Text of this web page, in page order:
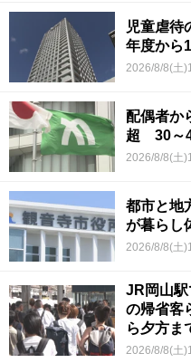
児童虐
年度から
2026/8/8(土
配偶者か
超 30～
2026/8/8(土
都市と地
が暮らし
2026/8/8(土
JR岡山
の帰省客
ら夕方ま
2026/8/8(土